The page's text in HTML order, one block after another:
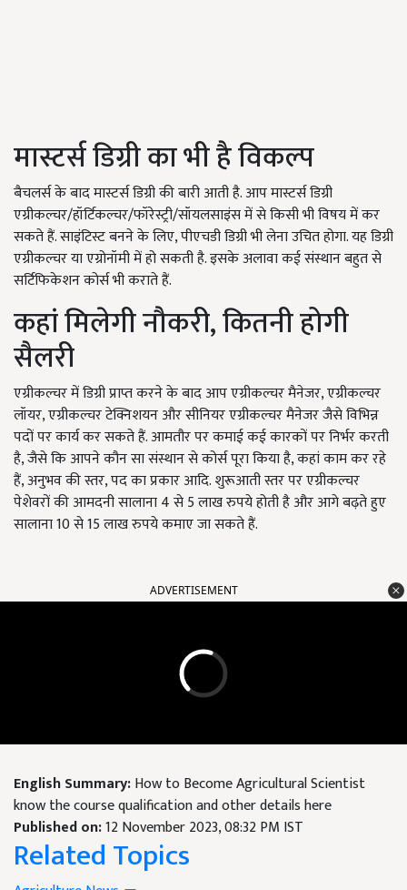
मास्टर्स डिग्री का भी है विकल्प
बैचलर्स के बाद मास्टर्स डिग्री की बारी आती है. आप मास्टर्स डिग्री
एग्रीकल्चर/हॉर्टिकल्चर/फॉरेस्ट्री/सॉयलसाइंस में से किसी भी विषय में कर
सकते हैं. साइंटिस्ट बनने के लिए, पीएचडी डिग्री भी लेना उचित होगा. यह डिग्री
एग्रीकल्चर या एग्रोनॉमी में हो सकती है. इसके अलावा कई संस्थान बहुत से
सर्टिफिकेशन कोर्स भी कराते हैं.
कहां मिलेगी नौकरी, कितनी होगी
सैलरी
एग्रीकल्चर में डिग्री प्राप्त करने के बाद आप एग्रीकल्चर मैनेजर, एग्रीकल्चर
लॉयर, एग्रीकल्चर टेक्निशयन और सीनियर एग्रीकल्चर मैनेजर जैसे विभिन्न
पदों पर कार्य कर सकते हैं. आमतौर पर कमाई कई कारकों पर निर्भर करती
है, जैसे कि आपने कौन सा संस्थान से कोर्स पूरा किया है, कहां काम कर रहे
हैं, अनुभव की स्तर, पद का प्रकार आदि. शुरूआती स्तर पर एग्रीकल्चर
पेशेवरों की आमदनी सालाना 4 से 5 लाख रुपये होती है और आगे बढ़ते हुए
सालाना 10 से 15 लाख रुपये कमाए जा सकते हैं.
ADVERTISEMENT
English Summary:How to Become Agricultural Scientist
know the course qualification and other details here
Published on:12 November 2023, 08:32 PM IST
Related Topics